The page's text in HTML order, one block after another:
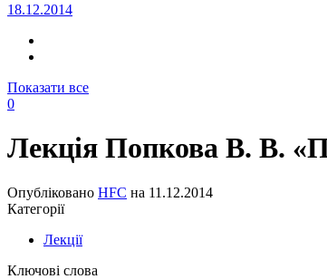
18.12.2014
Показати все
0
Лекція Попкова В. В.
Опубліковано HFC на 11.12.2014
Категорії
Лекції
Ключові слова